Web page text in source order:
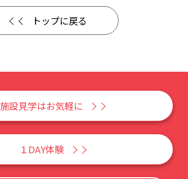
トップに戻る
施設見学はお気軽に
１DAY体験